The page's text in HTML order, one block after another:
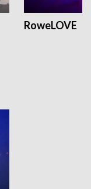
RoweLOVE